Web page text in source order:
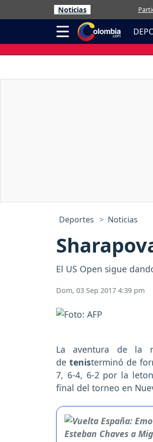
Noticias
Deportes Noticias
El US Open sigue
Dom, 03 Sep 2017 4:39 pm
La aventura de la
de tenisterminó de
7, 6-4, 6-2 por la
final del torneo en